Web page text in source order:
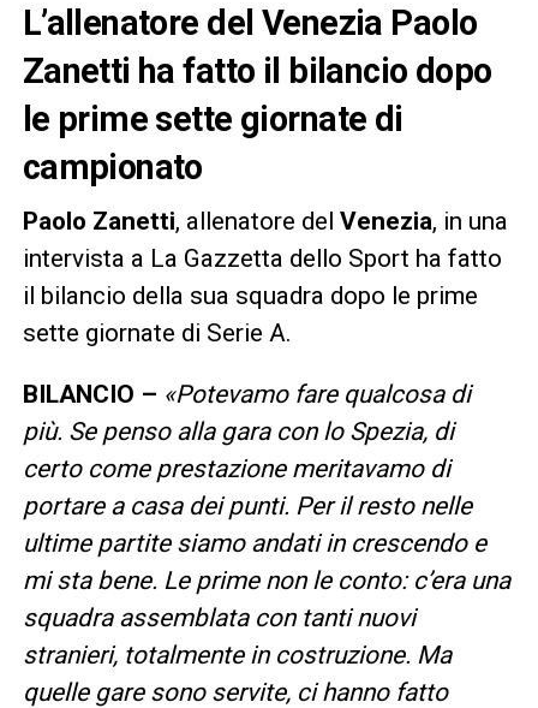
L’allenatore del Venezia Paolo
Zanetti ha fatto il bilancio dopo
le prime sette giornate di
campionato
Paolo Zanetti, allenatore del Venezia, in una
intervista a La Gazzetta dello Sport ha fatto
il bilancio della sua squadra dopo le prime
sette giornate di Serie A.
BILANCIO – «Potevamo fare qualcosa di
più. Se penso alla gara con lo Spezia, di
certo come prestazione meritavamo di
portare a casa dei punti. Per il resto nelle
ultime partite siamo andati in crescendo e
mi sta bene. Le prime non le conto: c’era una
squadra assemblata con tanti nuovi
stranieri, totalmente in costruzione. Ma
quelle gare sono servite, ci hanno fatto